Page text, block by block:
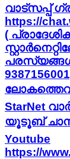
വാട്സപ്പ്
https://
(
StarNet
യൂടൂബ്
Youtube
https://